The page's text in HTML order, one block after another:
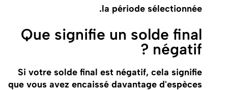
la période sélectionnée.
Que signifie un solde final
négatif ?
Si votre solde final est négatif, cela signifie
que vous avez encaissé davantage d'espèces